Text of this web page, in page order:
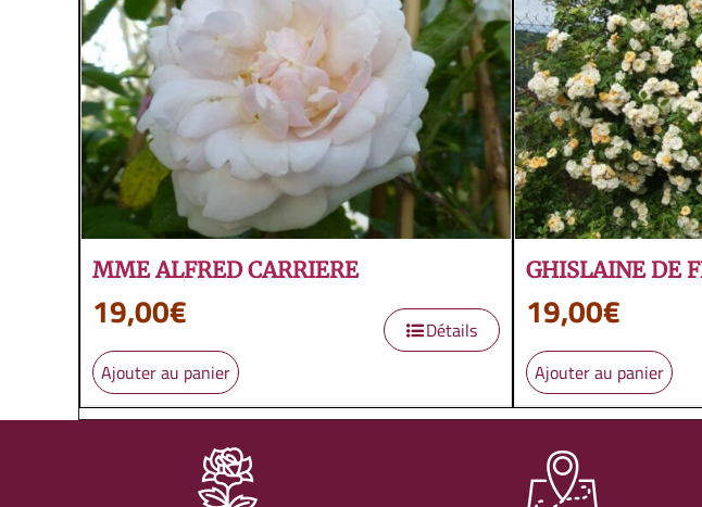
MME ALFRED CARRIERE
19,00€
Ajouter au panier
Détails
GHISLAINE DE
19,00€
Ajouter au panier